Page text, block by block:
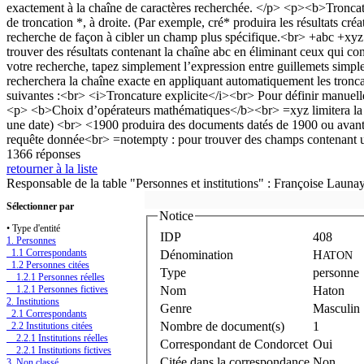
1366 réponses
retourner à la liste
Responsable de la table "Personnes et institutions" : Françoise
Sélectionner par
• Type d'entité
1. Personnes
1.1 Correspondants
1.2 Personnes citées
1.2.1 Personnes réelles
1.2.1 Personnes fictives
2. Institutions
2.1 Correspondants
2.2 Institutions citées
2.2.1 Institutions réelles
2.2.1 Institutions fictives
Notice
IDP
408
Dénomination
HATON
Type
personne
Nom
Haton
Genre
Masculin
Nombre de document(s)
1
Correspondant de Condorcet Oui